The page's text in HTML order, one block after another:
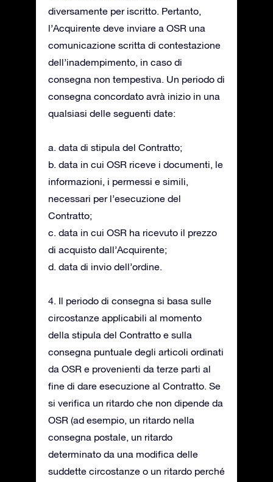
diversamente per iscritto. Pertanto,
l’Acquirente deve inviare a OSR una
comunicazione scritta di contestazione
dell’inadempimento, in caso di
consegna non tempestiva. Un periodo di
consegna concordato avrà inizio in una
qualsiasi delle seguenti date:
a. data di stipula del Contratto;
b. data in cui OSR riceve i documenti, le
informazioni, i permessi e simili,
necessari per l’esecuzione del
Contratto;
c. data in cui OSR ha ricevuto il prezzo
di acquisto dall’Acquirente;
d. data di invio dell’ordine.
4. Il periodo di consegna si basa sulle
circostanze applicabili al momento
della stipula del Contratto e sulla
consegna puntuale degli articoli ordinati
da OSR e provenienti da terze parti al
fine di dare esecuzione al Contratto. Se
si verifica un ritardo che non dipende da
OSR (ad esempio, un ritardo nella
consegna postale, un ritardo
determinato da una modifica delle
suddette circostanze o un ritardo perché